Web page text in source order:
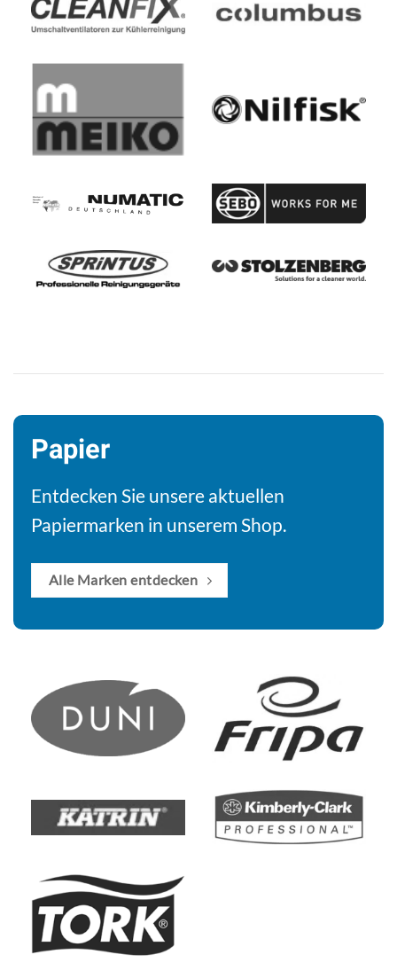
Papier
Entdecken Sie unsere aktuellen
Papiermarken in unserem Shop.
Alle Marken entdecken